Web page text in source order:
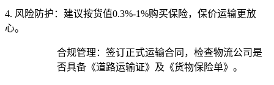
4. 风险防护： 建议按货值0.3%-1%购买保险，保价运输更放
心。
合规管理：签订正式运输合同，检查物流公司是
否具备《道路运输证》及《货物保险单》。